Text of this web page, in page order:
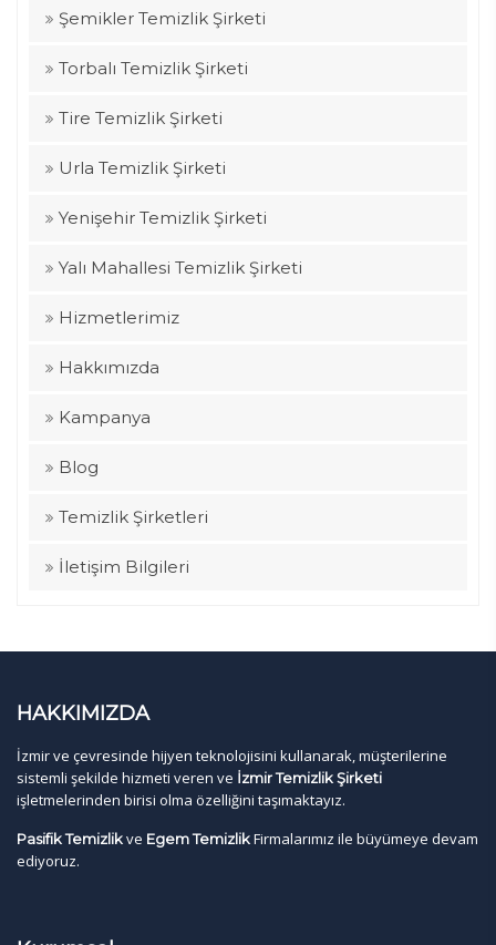
Şemikler Temizlik Şirketi
Torbalı Temizlik Şirketi
Tire Temizlik Şirketi
Urla Temizlik Şirketi
Yenişehir Temizlik Şirketi
Yalı Mahallesi Temizlik Şirketi
Hizmetlerimiz
Hakkımızda
Kampanya
Blog
Temizlik Şirketleri
İletişim Bilgileri
HAKKIMIZDA
İzmir ve çevresinde hijyen teknolojisini kullanarak, müşterilerine
sistemli şekilde hizmeti veren ve İzmir Temizlik Şirketi
işletmelerinden birisi olma özelliğini taşımaktayız.
Pasifik Temizlikve Egem TemizlikFirmalarımız ile büyümeye devam
ediyoruz.